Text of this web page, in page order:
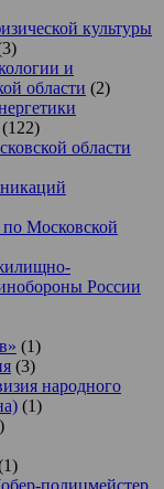
культуры
и
области (2)
(122)
области
по Московской
России
(1)
(3)
народного
(1)